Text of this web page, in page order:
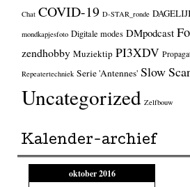
Chat COVID-19 D-STAR_ronde
mondkapjesfoto Digitale modes DMpodcast
zendhobby Muziektip PI3XDV
Repeatertechniek Serie 'Antennes' Slow
Uncategorized Zelfbouw
Kalender-archief
oktober 2016